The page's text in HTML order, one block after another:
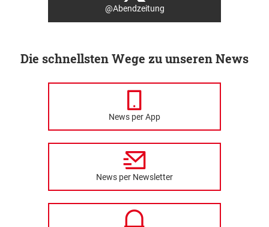
@Abendzeitung
Die schnellsten Wege zu unseren News
News per App
News per Newsletter